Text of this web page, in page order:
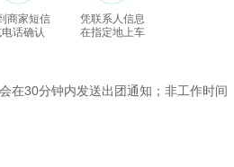
商家短信
话确认
凭联系人信息
在指定地上车
30分钟内发送出团通知；非工作时间